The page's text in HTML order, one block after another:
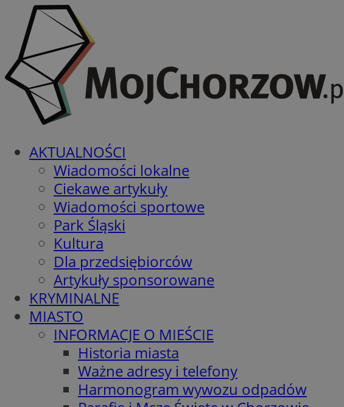
AKTUALNOŚCI
Wiadomości lokalne
Ciekawe artykuły
Wiadomości sportowe
Park Śląski
Kultura
Dla przedsiębiorców
Artykuły sponsorowane
KRYMINALNE
MIASTO
INFORMACJE O MIEŚCIE
Historia miasta
Ważne adresy i telefony
Harmonogram wywozu odpadów